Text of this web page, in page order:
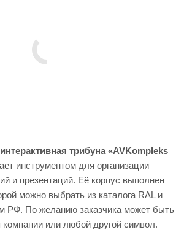
трибуна «AVKompleks
инструментом для организации
и презентаций. Её корпус выполнен
можно выбрать из каталога RAL и
РФ. По желанию заказчика может быть
компании или любой другой символ.